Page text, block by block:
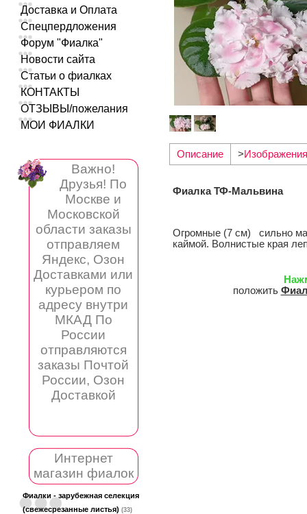
Доставка и Оплата
Спецпердложения
Форум "Фиалка"
Новости сайта
Статьи о фиалках
КОНТАКТЫ
ОТЗЫВЫ/пожелания
МОИ ФИАЛКИ
Важно!
Друзья! По
Москве и
Московской
области заказы
отправляем
Яндекс, Озон
Доставками или
курьером по
адресу внутри
МКАД По
России
отправляются
заказы Почтой
России, Озон
Доставкой
Интернет
магазин фиалок
Фиалки - зарубежная селекция
(свежесрезанные листья) (33)
Описание >Изображения
Фиалка ТФ-Мальвина
Огромные (7 см) сильно
каймой. Волнистые края
положить